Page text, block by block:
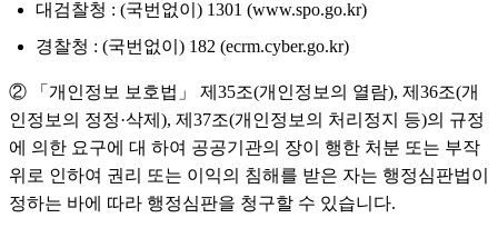
대검찰청 : (국번없이) 1301 (www.spo.go.kr)
경찰청 : (국번없이) 182 (ecrm.cyber.go.kr)
② 「개인정보 보호법」 제35조(개인정보의 열람), 제36조(개
인정보의 정정·삭제), 제37조(개인정보의 처리정지 등)의 규정
에 의한 요구에 대 하여 공공기관의 장이 행한 처분 또는 부작
위로 인하여 권리 또는 이익의 침해를 받은 자는 행정심판법이
정하는 바에 따라 행정심판을 청구할 수 있습니다.